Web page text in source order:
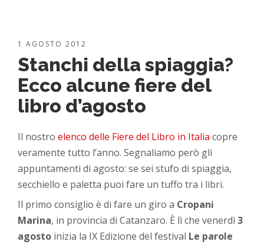
1 AGOSTO 2012
Stanchi della spiaggia?
Ecco alcune fiere del
libro d’agosto
Il nostroelenco delle Fiere del Libro in Italia copre
veramente tutto l’anno. Segnaliamo però gli
appuntamenti di agosto: se sei stufo di spiaggia,
secchiello e paletta puoi fare un tuffo tra i libri.
Il primo consiglio è di fare un giro a Cropani
Marina, in provincia di Catanzaro. È lì che venerdì3
agosto inizia la IX Edizione del festival Le parole